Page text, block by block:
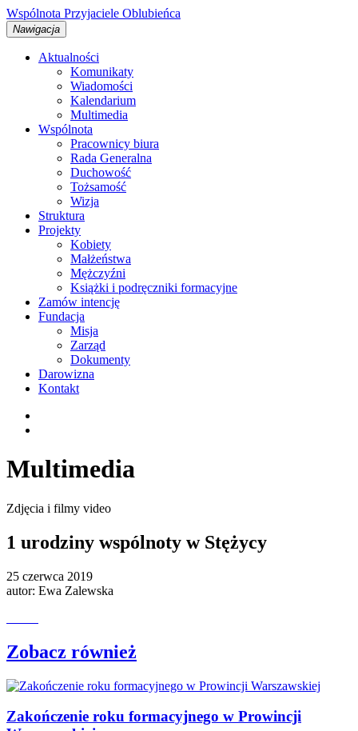
Wspólnota Przyjaciele Oblubieńca
Nawigacja
Aktualności
Komunikaty
Wiadomości
Kalendarium
Multimedia
Wspólnota
Pracownicy biura
Rada Generalna
Duchowość
Tożsamość
Wizja
Struktura
Projekty
Kobiety
Małżeństwa
Mężczyźni
Książki i podręczniki formacyjne
Zamów intencję
Fundacja
Misja
Zarząd
Dokumenty
Darowizna
Kontakt
Multimedia
Zdjęcia i filmy video
1 urodziny wspólnoty w Stężycy
25 czerwca 2019
autor: Ewa Zalewska
Zobacz również
Zakończenie roku formacyjnego w Prowincji